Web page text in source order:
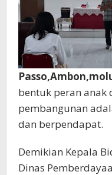
bentuk peran anak
pembangunan
dan berpendapat.
Demikian Kepala
Dinas